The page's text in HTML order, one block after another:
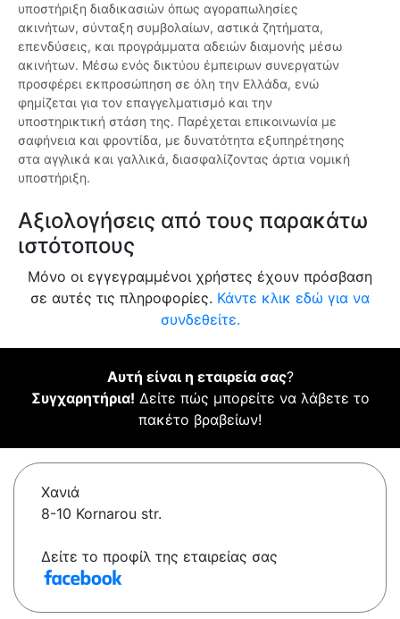
υποστήριξη διαδικασιών όπως αγοραπωλησίες
ακινήτων, σύνταξη συμβολαίων, αστικά ζητήματα,
επενδύσεις, και προγράμματα αδειών διαμονής μέσω
ακινήτων. Μέσω ενός δικτύου έμπειρων συνεργατών
προσφέρει εκπροσώπηση σε όλη την Ελλάδα, ενώ
φημίζεται για τον επαγγελματισμό και την
υποστηρικτική στάση της. Παρέχεται επικοινωνία με
σαφήνεια και φροντίδα, με δυνατότητα εξυπηρέτησης
στα αγγλικά και γαλλικά, διασφαλίζοντας άρτια νομική
υποστήριξη.
Αξιολογήσεις από τους παρακάτω
ιστότοπους
Μόνο οι εγγεγραμμένοι χρήστες έχουν πρόσβαση
σε αυτές τις πληροφορίες. Κάντε κλικ εδώ για να
συνδεθείτε.
Αυτή είναι η εταιρεία σας?
Συγχαρητήρια! Δείτε πώς μπορείτε να λάβετε το
πακέτο βραβείων!
Χανιά
8-10 Kornarou str.
Δείτε το προφίλ της εταιρείας σας